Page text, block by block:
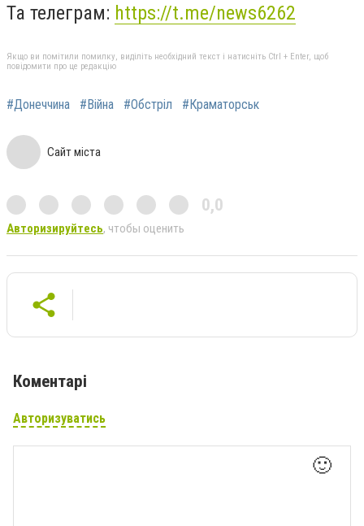
Та телеграм: https://t.me/news6262
Якщо ви помітили помилку, виділіть необхідний текст і натисніть Ctrl + Enter, щоб
повідомити про це редакцію
#Донеччина #Війна #Обстріл #Краматорськ
Сайт міста
0,0
Авторизируйтесь, чтобы оценить
Коментарі
Авторизуватись
🙂